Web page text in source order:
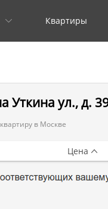
Квартиры
Уткина ул., д.
в Москве
Цена